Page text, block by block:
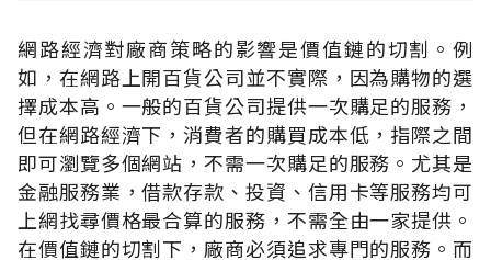
網路經濟對廠商策略的影響是價值鏈的切割。例
如，在網路上開百貨公司並不實際，因為購物的選
擇成本高。一般的百貨公司提供一次購足的服務，
但在網路經濟下，消費者的購買成本低，指際之間
即可瀏覽多個網站，不需一次購足的服務。尤其是
金融服務業，借款存款、投資、信用卡等服務均可
上網找尋價格最合算的服務，不需全由一家提供。
在價值鏈的切割下，廠商必須追求專門的服務。而